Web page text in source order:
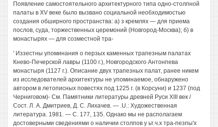
Появление самостоятельного архитектурного типа одно-столпной
палаты в XV веке было вызвано социальной необходимостью
создания обширного пространства: а) з кремлях — для приема
послов, суда, торжественных церемоний (Новгород-Москва); б) в
монастырях — для созместной тра-
' Иззестны упоминания о перзых каменных трапезным палатах
Кнево-Печерской лавры (1100 г.), Новгородского Антонпева
монастыря (1127 г.). Описание двух трапезных палат, ранее никем
из исследователей архитектуры не упоминаемое, обнаружено
автором в летописных повестях под 1225 г. (в Корсуни) и 1237 (под
Черниговом)- См. Памятники литературы древней Руси XIII век /
Сост. Л. А. Дмитриев, Д. С. Лихачев. — .U.: Художественная
литература. 1981. — С. 177, 135. Однако мы не располагаем
достоверными сведениями о наличии столпов у ьт.ч.х тра-пезпы'х